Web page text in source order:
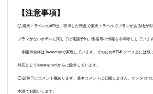
【注意事項】
◯ 楽天トラベルのAPIは、取得した時点で楽天トラベルでプランがある物が
プランがないホテルに関しては電話予約、価格等の情報を非開示にしています
非開示自体はJavascriptで実現しています。そのためHTMLソース上には残
対応としてsitemap.xmlからは除外しています。
◯ 記事下にコメント欄あります。基本コメントは公開しません。ケンタロウ
本語でお願いします。